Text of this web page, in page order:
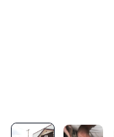
白馬村までのアクセス